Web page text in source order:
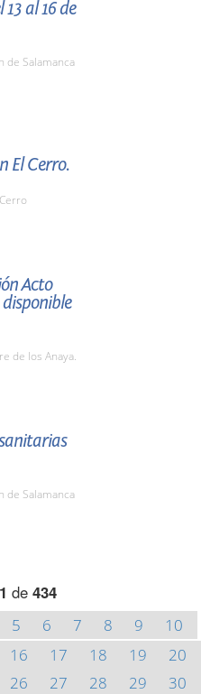
al 16 de
de Salamanca
El Cerro.
Acto
de los Anaya.
de Salamanca
de 434
5 6 7 8 9
10
16 17 18 19
20
26 27 28 29
30